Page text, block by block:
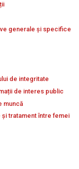
generale și specifice
de integritate
de interes public
muncă
și tratament între femei